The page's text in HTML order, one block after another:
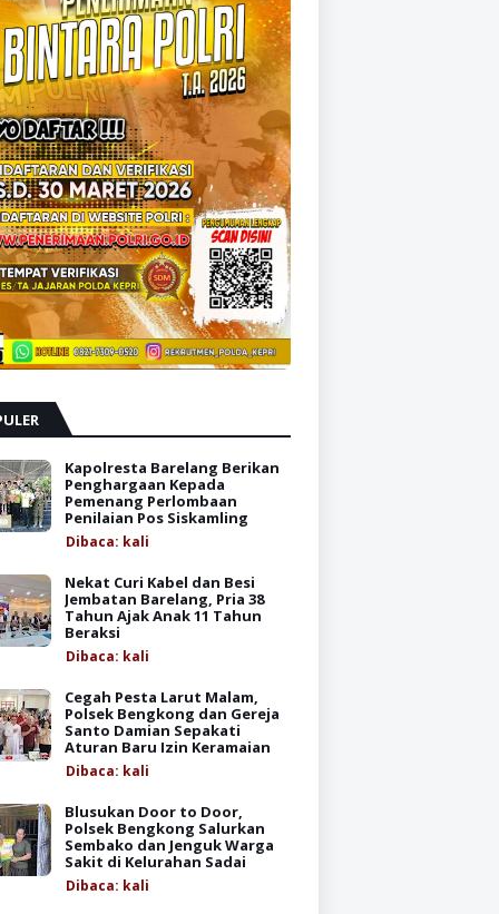
Kapolresta Barelang Berikan
Penghargaan Kepada
Pemenang Perlombaan
Penilaian Pos Siskamling
Dibaca: kali
Nekat Curi Kabel dan Besi
Jembatan Barelang, Pria 38
Tahun Ajak Anak 11 Tahun
Beraksi
Dibaca: kali
Cegah Pesta Larut Malam,
Polsek Bengkong dan Gereja
Santo Damian Sepakati
Aturan Baru Izin Keramaian
Dibaca: kali
Blusukan Door to Door,
Polsek Bengkong Salurkan
Sembako dan Jenguk Warga
Sakit di Kelurahan Sadai
Dibaca: kali